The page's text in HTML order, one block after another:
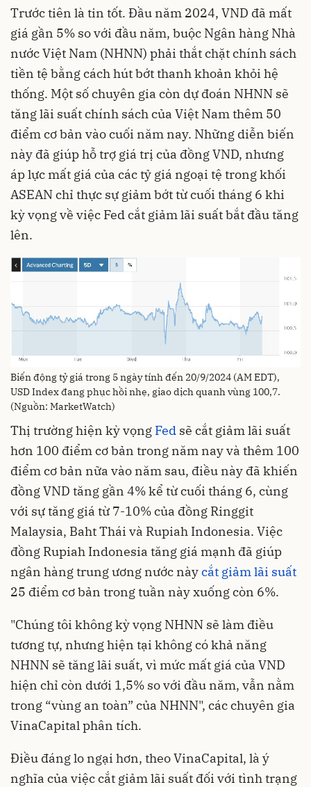
Trước tiên là tin tốt. Đầu năm 2024, VND đã mất
giá gần 5% so với đầu năm, buộc Ngân hàng Nhà
nước Việt Nam (NHNN) phải thắt chặt chính sách
tiền tệ bằng cách hút bớt thanh khoản khỏi hệ
thống. Một số chuyên gia còn dự đoán NHNN sẽ
tăng lãi suất chính sách của Việt Nam thêm 50
điểm cơ bản vào cuối năm nay. Những diễn biến
này đã giúp hỗ trợ giá trị của đồng VND, nhưng
áp lực mất giá của các tỷ giá ngoại tệ trong khối
ASEAN chỉ thực sự giảm bớt từ cuối tháng 6 khi
kỳ vọng về việc Fed cắt giảm lãi suất bắt đầu tăng
lên.
Biến động tỷ giá trong 5 ngày tính đến 20/9/2024 (AM EDT),
USD Index đang phục hồi nhẹ, giao dịch quanh vùng 100,7.
(Nguồn: MarketWatch)
Thị trường hiện kỳ vọng Fed sẽ cắt giảm lãi suất
hơn 100 điểm cơ bản trong năm nay và thêm 100
điểm cơ bản nữa vào năm sau, điều này đã khiến
đồng VND tăng gần 4% kể từ cuối tháng 6, cùng
với sự tăng giá từ 7-10% của đồng Ringgit
Malaysia, Baht Thái và Rupiah Indonesia. Việc
đồng Rupiah Indonesia tăng giá mạnh đã giúp
ngân hàng trung ương nước nàycắt giảm lãi suất
25 điểm cơ bản trong tuần này xuống còn 6%.
"Chúng tôi không kỳ vọng NHNN sẽ làm điều
tương tự, nhưng hiện tại không có khả năng
NHNN sẽ tăng lãi suất, vì mức mất giá của VND
hiện chỉ còn dưới 1,5% so với đầu năm, vẫn nằm
trong “vùng an toàn” của NHNN", các chuyên gia
VinaCapital phân tích.
Điều đáng lo ngại hơn, theo VinaCapital, là ý
nghĩa của việc cắt giảm lãi suất đối với tình trạng